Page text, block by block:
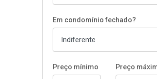
Em condomínio fechado?
Preço mínimo Preço